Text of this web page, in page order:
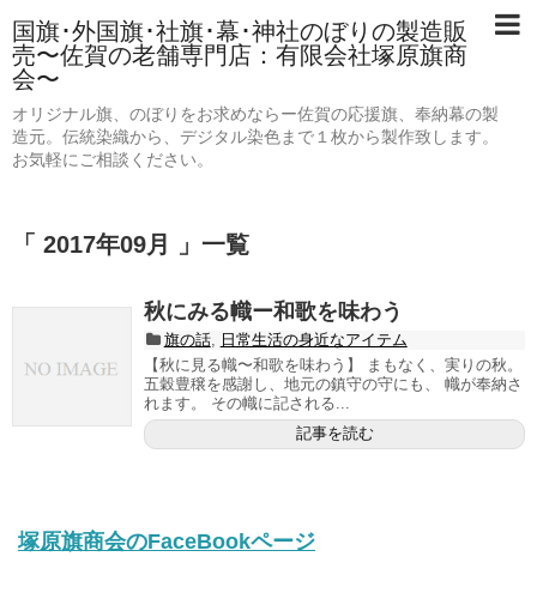
国旗･外国旗･社旗･幕･神社のぼりの製造販
売〜佐賀の老舗専門店：有限会社塚原旗商
会〜
オリジナル旗、のぼりをお求めならー佐賀の応援旗、奉納幕の製
造元。伝統染織から、デジタル染色まで１枚から製作致します。
お気軽にご相談ください。
「 2017年09月 」一覧
秋にみる幟ー和歌を味わう
旗の話,
日常生活の身近なアイテム
【秋に見る幟〜和歌を味わう】 まもなく、実りの秋。
五穀豊穣を感謝し、地元の鎮守の守にも、 幟が奉納さ
れます。 その幟に記される...
記事を読む
塚原旗商会のFaceBookページ